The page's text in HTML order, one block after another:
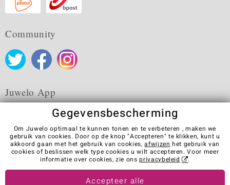
Community
Juwelo App
Algemene verkoopvoorwaarden Privacybeleid
Cookies
Colofon
Contact
Contract herroepen
Visit our stores in other countries:
Gegevensbescherming
Om Juwelo optimaal te kunnen tonen en te verbeteren , maken we
gebruik van cookies. Door op de knop "Accepteren" te klikken, kunt u
akkoord gaan met het gebruik van cookies,afwijzen het gebruik van
cookies of beslissen welk type cookies u wilt accepteren. Voor meer
informatie over cookies, zie onsprivacybeleid .
Accepteer alle